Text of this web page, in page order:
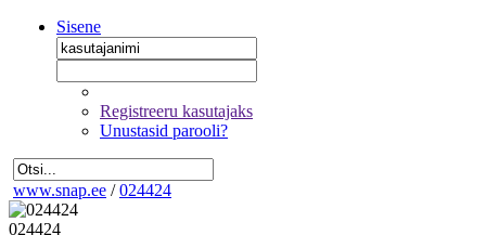
Sisene
Registreeru kasutajaks
Unustasid parooli?
www.snap.ee / 024424
024424